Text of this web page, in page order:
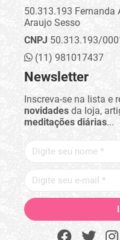
50.313.193 Fernanda
Araujo Sesso
CNPJ 50.313.193/
(11) 981017437
Newsletter
Inscreva-se na lista e
novidades da loja,
meditações diárias...